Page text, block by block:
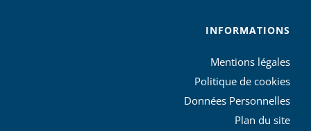
INFORMATIONS
Mentions légales
Politique de cookies
Données Personnelles
Plan du site